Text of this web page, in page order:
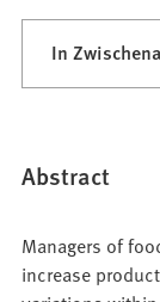
In
Abstract
Managers of
increase